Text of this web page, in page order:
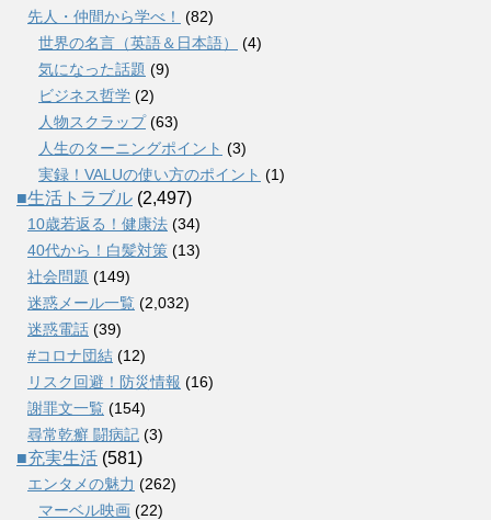
先人・仲間から学べ！
(82)
世界の名言（英語＆日本語）
(4)
気になった話題 (9)
ビジネス哲学 (2)
人物スクラップ(63)
人生のターニングポイント (3)
実録！VALUの使い方のポイント (1)
■生活トラブル (2,497)
10歳若返る！健康法 (34)
40代から！白髪対策 (13)
社会問題 (149)
迷惑メール一覧 (2,032)
迷惑電話 (39)
#コロナ団結 (12)
リスク回避！防災情報 (16)
謝罪文一覧 (154)
尋常乾癬 闘病記 (3)
■充実生活 (581)
エンタメの魅力 (262)
マーベル映画 (22)